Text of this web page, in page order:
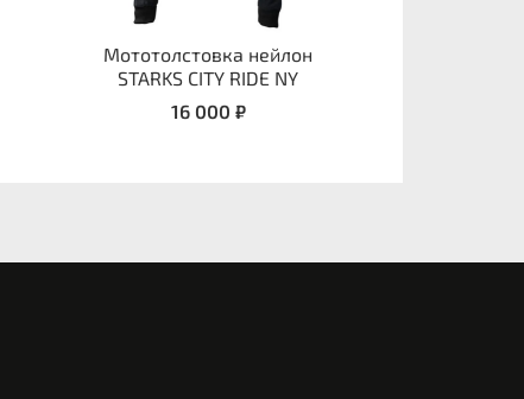
Мототолстовка нейлон
STARKS CITY RIDE NY
16 000 ₽